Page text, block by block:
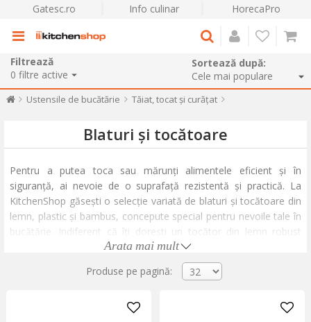
Gatesc.ro Info culinar HorecaPro
Filtrează
0 filtre active
Sortează după:
Ustensile de bucătărie Tăiat, tocat și curățat
Blaturi și tocătoare
Pentru a putea toca sau mărunți alimentele eficient și în
siguranță, ai nevoie de o suprafață rezistentă și practică. La
KitchenShop găsești o selecție variată de blaturi și tocătoare din
lemn, plastic și bambus, concepute special pentru nevoile tale în
bucătărie. Indiferent că îți dorești un tocător din lemn robust
pentru carne sau unul din plastic ușor de întreținut pentru
legume, aici vei găsi produse care îți simplifică pregătirea
Toate tocătoarele noastre sunt realizate din materiale rezistente
și igienice, fiind ușor de curățat și durabile în timp. Dacă vrei să îți
Arata mai mult
Produse pe pagină: